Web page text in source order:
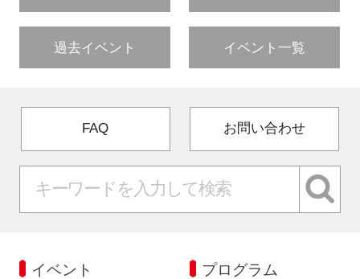
過去イベント イベント一覧
FAQ お問い合わせ
イベント プログラム